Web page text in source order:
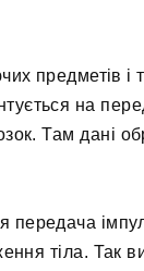
предметів і
на
Там дані
тіла. Так